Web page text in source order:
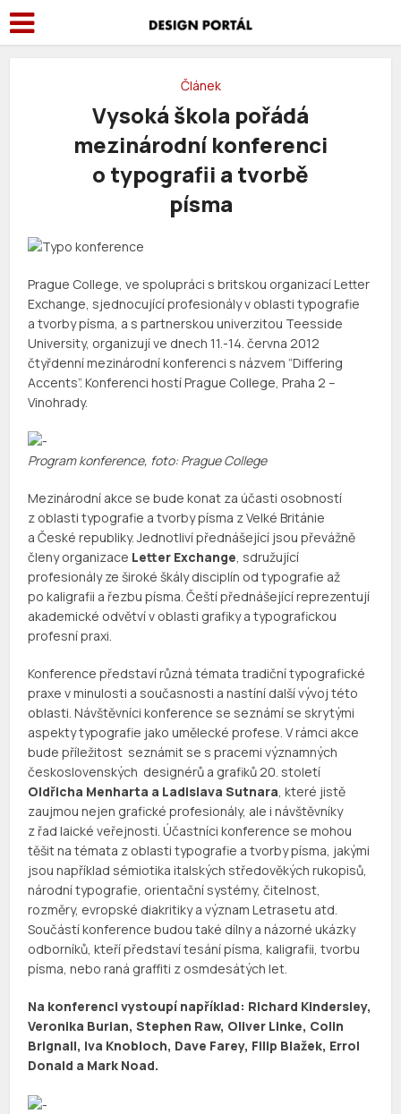
Článek
Vysoká škola pořádá
mezinárodní konferenci
o typografii a tvorbě
písma
Prague College, ve spolupráci s britskou organizací Letter
Exchange, sjednocující profesionály v oblasti typografie
a tvorby písma, a s partnerskou univerzitou Teesside
University, organizují ve dnech 11.-14. června 2012
čtyřdenní mezinárodní konferenci s názvem “Differing
Accents”. Konferenci hostí Prague College, Praha 2 –
Vinohrady.
Program konference, foto: Prague College
Mezinárodní akce se bude konat za účasti osobností
z oblasti typografie a tvorby písma z Velké Británie
a České republiky. Jednotliví přednášející jsou převážně
členy organizace Letter Exchange, sdružující
profesionály ze široké škály disciplín od typografie až
po kaligrafii a řezbu písma. Čeští přednášející reprezentují
akademické odvětví v oblasti grafiky a typografickou
profesní praxi.
Konference představí různá témata tradiční typografické
praxe v minulosti a současnosti a nastíní další vývoj této
oblasti. Návštěvníci konference se seznámí se skrytými
aspekty typografie jako umělecké profese. V rámci akce
bude příležitost seznámit se s pracemi významných
československých designérů a grafiků 20. století
Oldřicha Menharta a Ladislava Sutnara, které jistě
zaujmou nejen grafické profesionály, ale i návštěvníky
z řad laické veřejnosti. Účastníci konference se mohou
těšit na témata z oblasti typografie a tvorby písma, jakými
jsou například sémiotika italských středověkých rukopisů,
národní typografie, orientační systémy, čitelnost,
rozměry, evropské diakritiky a význam Letrasetu atd.
Součástí konference budou také dílny a názorné ukázky
odborníků, kteří představí tesání písma, kaligrafii, tvorbu
písma, nebo raná graffiti z osmdesátých let.
Na konferenci vystoupí například: Richard Kindersley,
Veronika Burian, Stephen Raw, Oliver Linke, Colin
Brignall, Iva Knobloch, Dave Farey, Filip Blažek, Errol
Donald a Mark Noad.